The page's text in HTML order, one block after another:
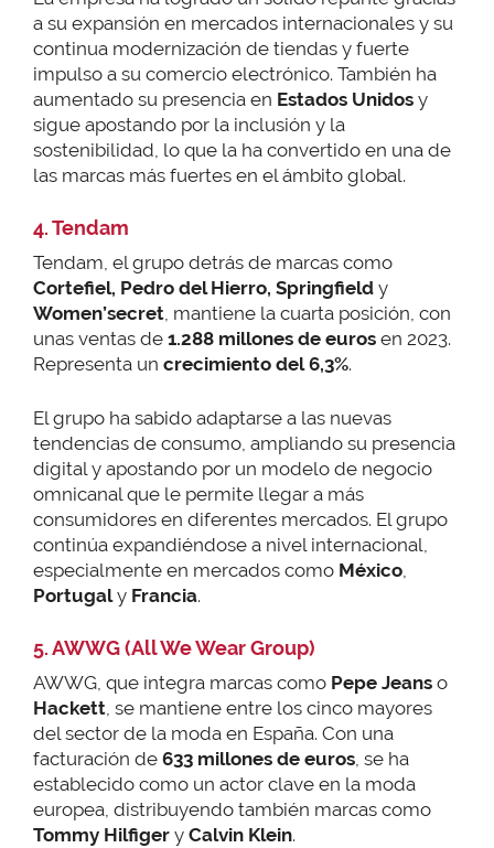
a su expansión en mercados internacionales y su
continua modernización de tiendas y fuerte
impulso a su comercio electrónico. También ha
aumentado su presencia en Estados Unidos y
sigue apostando por la inclusión y la
sostenibilidad, lo que la ha convertido en una de
las marcas más fuertes en el ámbito global.
4. Tendam
Tendam, el grupo detrás de marcas como
Cortefiel, Pedro del Hierro, Springfield y
Women’secret, mantiene la cuarta posición, con
unas ventas de 1.288 millones de euros en 2023.
Representa un crecimiento del 6,3%.
El grupo ha sabido adaptarse a las nuevas
tendencias de consumo, ampliando su presencia
digital y apostando por un modelo de negocio
omnicanal que le permite llegar a más
consumidores en diferentes mercados. El grupo
continúa expandiéndose a nivel internacional,
especialmente en mercados como México
Portugaly Francia.
5. AWWG (All We Wear Group)
AWWG, que integra marcas como Pepe Jeans o
Hackett, se mantiene entre los cinco mayores
del sector de la moda en España. Con una
facturación de 633 millones de euros, se ha
establecido como un actor clave en la moda
europea, distribuyendo también marcas como
Tommy Hilfiger y Calvin Klein.